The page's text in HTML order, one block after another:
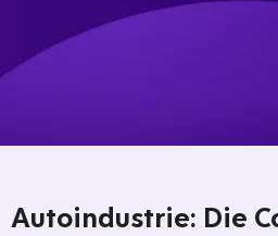
Autoindustrie: Die